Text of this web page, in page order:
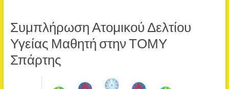
Συμπλήρωση Ατομικού Δελτίου
Υγείας Μαθητή στην ΤΟΜΥ
Σπάρτης